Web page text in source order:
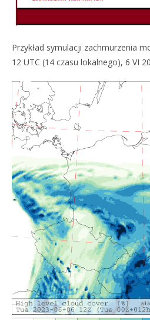
Przykład symulacji zachmurzenia
12 UTC (14 czasu lokalnego), 6 VI